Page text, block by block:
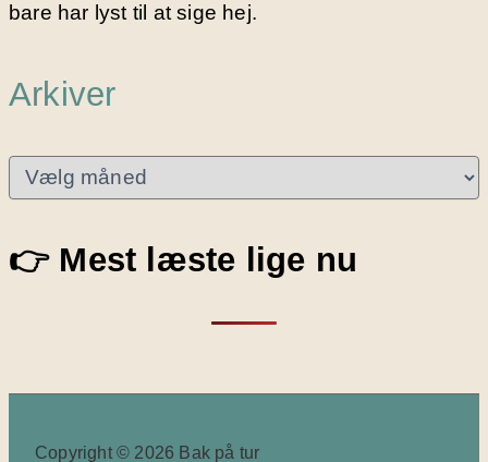
bare har lyst til at sige hej.
Arkiver
v
e
👉 Mest læste lige nu
Copyright © 2026 Bak på tur